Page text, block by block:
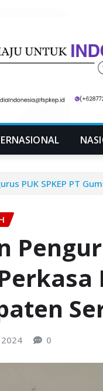
PUK SPKEP PT
0